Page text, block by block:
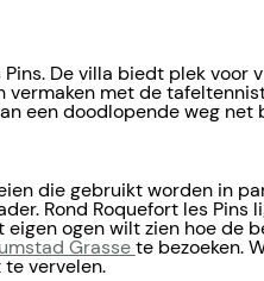
De villa biedt plek voor
vermaken met de
een doodlopende weg net
die gebruikt worden in
Rond Roquefort les Pins
ogen wilt zien hoe de
Grassete bezoeken.
vervelen.